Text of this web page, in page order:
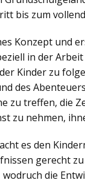
bis zum
Konzept und
in der
Kinder zu
des
zu treffen, die
zu nehmen,
es den
gerecht
die